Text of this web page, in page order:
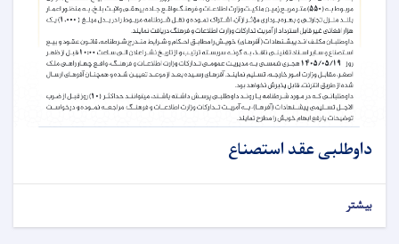
داوطلبی عقد استصناع
بیشتر